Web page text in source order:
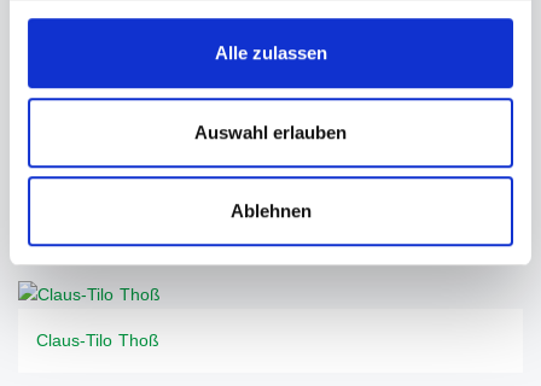
Alle zulassen
Auswahl erlauben
Ablehnen
GESCHÄFTSLEITUNG
Claus-Tilo Thoß